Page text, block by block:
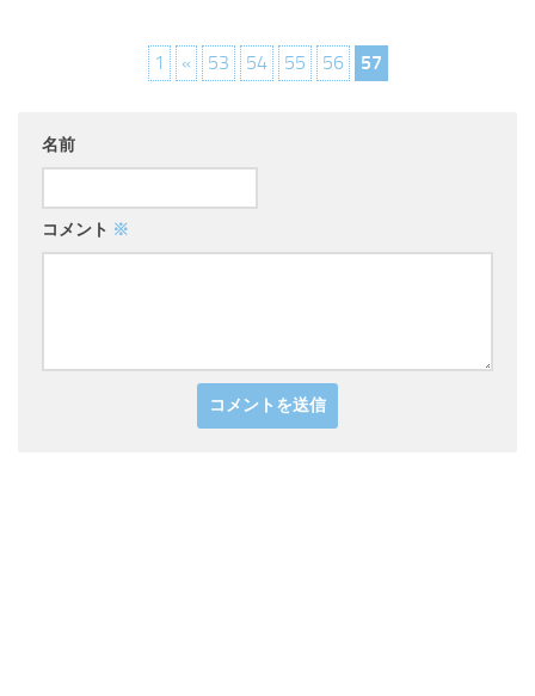
1 « 53 54 55 56 57
名前
コメント ※